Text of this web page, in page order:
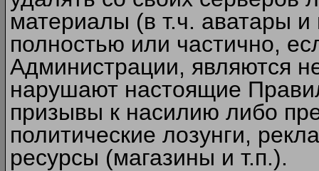
материалы (в т.ч. аватары и
полностью или частично,
Администрации, являются
нарушают настоящие
призывы к насилию либо
политические лозунги,
ресурсы (магазины и т.п.).